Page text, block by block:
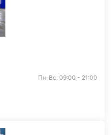
Пн-Вс: 09:00 - 21:00